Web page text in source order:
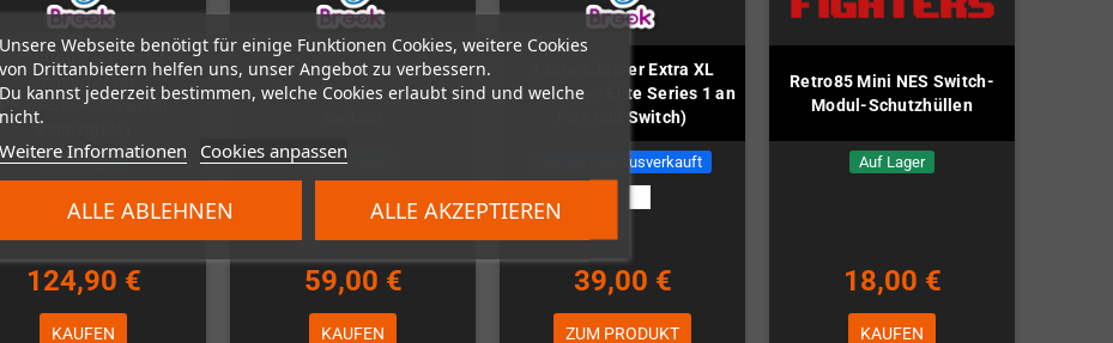
Unsere Webseite benötigt für einige Funktionen Cookies, weitere Cookies
von Drittanbietern helfen uns, unser Angebot zu verbessern.
Du kannst jederzeit bestimmen, welche Cookies erlaubt sind und welche
nicht.
Weitere Informationen Cookies anpassen
ALLE ABLEHNEN ALLE AKZEPTIEREN
Ras1ution 2 (Lenkrad-
Converter für
PS3/PS4/PS5/Switch
Rennspiele)
Auf Lager
124,90 €
KAUFEN
X One Adapter SE (XSX|S /
Elite Series 2 an PS4 /
Auf Lager
59,00 €
KAUFEN
X One Adapter Extra XL
(XBox One / Elite Series 1 an
PS4 und Switch)
Schon fast ausverkauft
39,00 €
ZUM PRODUKT
Retro85 Mini NES Switch-
Modul-Schutzhüllen
Auf Lager
18,00 €
KAUFEN